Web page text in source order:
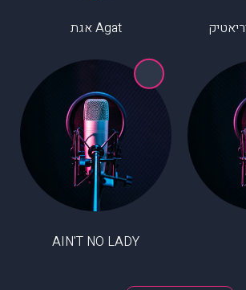
Agat אגת
AIN'T NO LADY